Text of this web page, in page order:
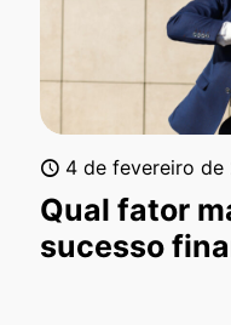
4 de fevereiro de
Qual fator
sucesso